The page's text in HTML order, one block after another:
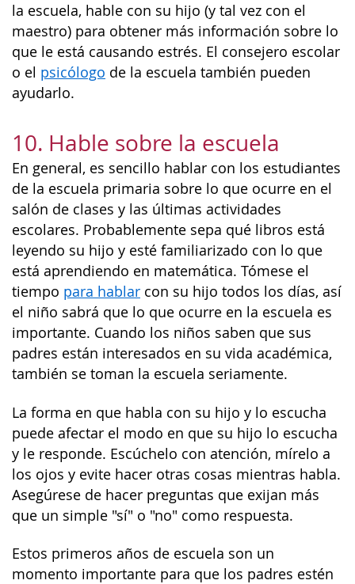
la escuela, hable con su hijo (y tal vez con el
maestro) para obtener más información sobre lo
que le está causando estrés. El consejero escolar
o el psicólogo de la escuela también pueden
ayudarlo.
10. Hable sobre la escuela
En general, es sencillo hablar con los estudiantes
de la escuela primaria sobre lo que ocurre en el
salón de clases y las últimas actividades
escolares. Probablemente sepa qué libros está
leyendo su hijo y esté familiarizado con lo que
está aprendiendo en matemática. Tómese el
tiempo para hablar con su hijo todos los días, así
el niño sabrá que lo que ocurre en la escuela es
importante. Cuando los niños saben que sus
padres están interesados en su vida académica,
también se toman la escuela seriamente.
La forma en que habla con su hijo y lo escucha
puede afectar el modo en que su hijo lo escucha
y le responde. Escúchelo con atención, mírelo a
los ojos y evite hacer otras cosas mientras habla.
Asegúrese de hacer preguntas que exijan más
que un simple "sí" o "no" como respuesta.
Estos primeros años de escuela son un
momento importante para que los padres estén